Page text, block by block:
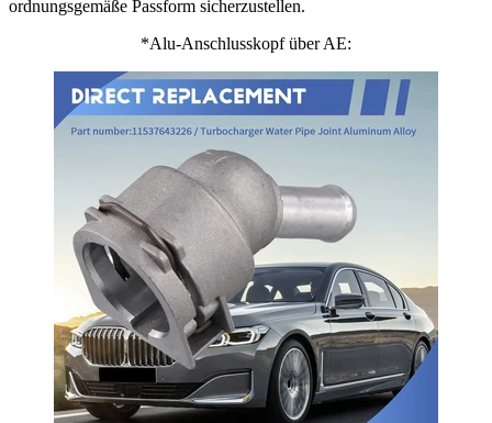
ordnungsgemäße Passform sicherzustellen.
*Alu-Anschlusskopf über AE: